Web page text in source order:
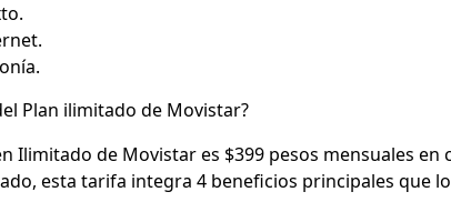
Plan ilimitado de Movistar?
Ilimitado de Movistar es $399 pesos mensuales en
esta tarifa integra 4 beneficios principales que